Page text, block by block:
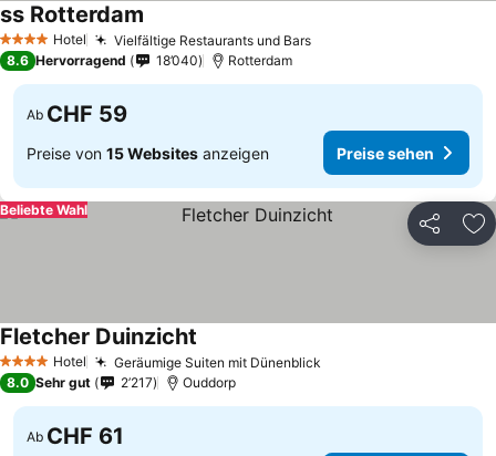
4 Sterne Hotel Vielfältige Restaurants und BarsPreise sehen
ss Rotterdam
8.6 Hervorragend 18’040 Rotterdam
Ab CHF 59
Preise von 15 Websites anzeigen Preise sehen
Teilen
Beliebte Wahl
4 Sterne Hotel Geräumige Suiten mit Dünenblick
Fletcher Duinzicht
8.0 Sehr gut 2’217 Ouddorp
Ab CHF 61